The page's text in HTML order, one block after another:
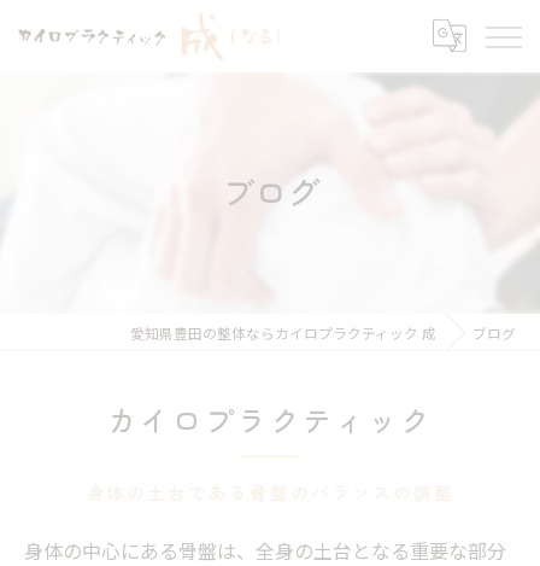
ブログ
愛知県豊田の整体ならカイロプラクティック 成 ブログ
カイロプラクティック
身体の中心にある骨盤は、全身の土台となる重要な部分